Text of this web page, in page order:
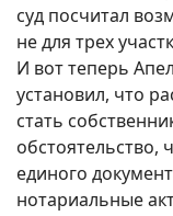
суд посчитал
не для трех
И вот теперь
установил, что
стать
обстоятельство,
единого
нотариальные